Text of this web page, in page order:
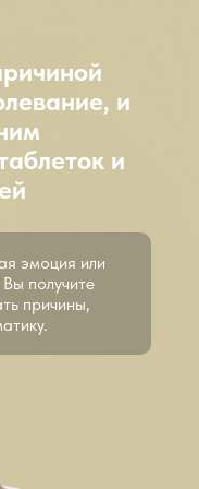
и
и
эмоция или
получите
причины,